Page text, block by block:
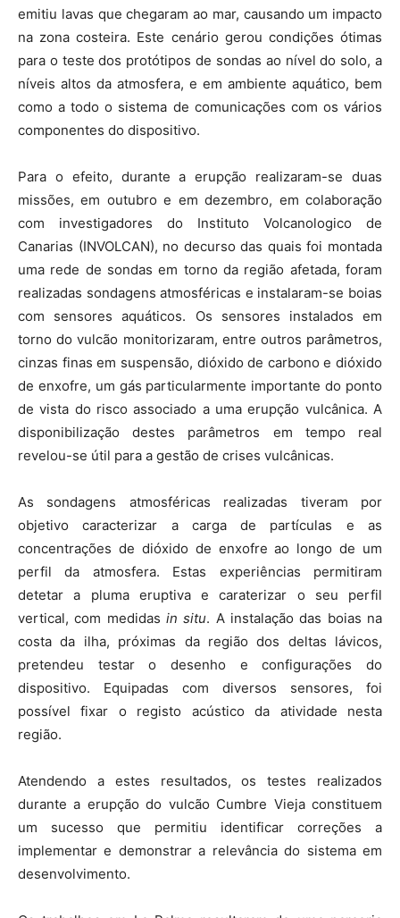
emitiu lavas que chegaram ao mar, causando um impacto
na zona costeira. Este cenário gerou condições ótimas
para o teste dos protótipos de sondas ao nível do solo, a
níveis altos da atmosfera, e em ambiente aquático, bem
como a todo o sistema de comunicações com os vários
componentes do dispositivo.
Para o efeito, durante a erupção realizaram-se duas
missões, em outubro e em dezembro, em colaboração
com investigadores do Instituto Volcanologico de
Canarias (INVOLCAN), no decurso das quais foi montada
uma rede de sondas em torno da região afetada, foram
realizadas sondagens atmosféricas e instalaram-se boias
com sensores aquáticos. Os sensores instalados em
torno do vulcão monitorizaram, entre outros parâmetros,
cinzas finas em suspensão, dióxido de carbono e dióxido
de enxofre, um gás particularmente importante do ponto
de vista do risco associado a uma erupção vulcânica. A
disponibilização destes parâmetros em tempo real
revelou-se útil para a gestão de crises vulcânicas.
As sondagens atmosféricas realizadas tiveram por
objetivo caracterizar a carga de partículas e as
concentrações de dióxido de enxofre ao longo de um
perfil da atmosfera. Estas experiências permitiram
detetar a pluma eruptiva e caraterizar o seu perfil
vertical, com medidas in situ. A instalação das boias na
costa da ilha, próximas da região dos deltas lávicos,
pretendeu testar o desenho e configurações do
dispositivo. Equipadas com diversos sensores, foi
possível fixar o registo acústico da atividade nesta
região.
Atendendo a estes resultados, os testes realizados
durante a erupção do vulcão Cumbre Vieja constituem
um sucesso que permitiu identificar correções a
implementar e demonstrar a relevância do sistema em
desenvolvimento.